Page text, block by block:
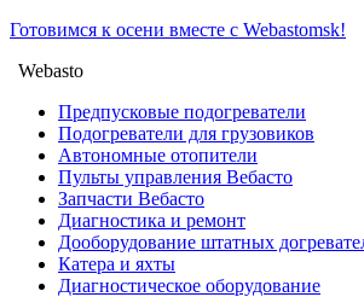
Готовимся к осени вместе с Webastomsk!
Webasto
Предпусковые подогреватели
Подогреватели для грузовиков
Автономные отопители
Пульты управления Вебасто
Запчасти Вебасто
Диагностика и ремонт
Дооборудование штатных
Катера и яхты
Диагностическое оборудование